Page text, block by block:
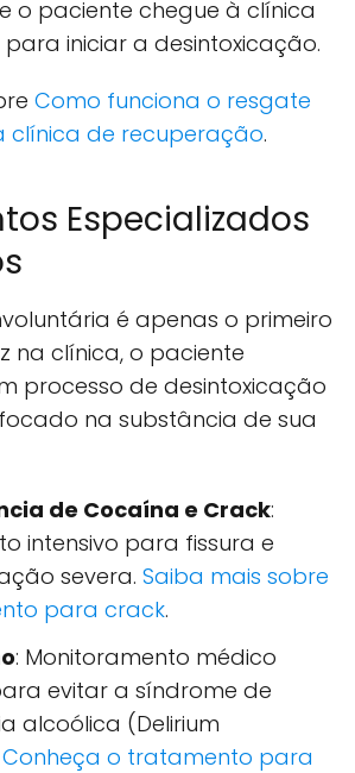
o paciente chegue à clínica
iniciar a desintoxicação.
Como funciona o resgate
clínica de recuperação.
Especializados
é apenas o primeiro
na clínica, o paciente
processo de desintoxicação
na substância de sua
de Cocaína e Crack:
intensivo para fissura e
severa. Saiba mais sobre
para crack.
: Monitoramento médico
evitar a síndrome de
alcoólica (Delirium
Conheça o tratamento para